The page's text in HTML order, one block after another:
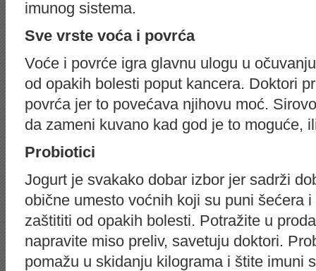
imunog sistema.
Sve vrste voća i povrća
Voće i povrće igra glavnu ulogu u
od opakih bolesti poput kancera. Doktori
povrća jer to povećava njihovu moć.
da zameni kuvano kad god je to moguće,
Probiotici
Jogurt je svakako dobar izbor jer sadrži
obične umesto voćnih koji su puni šećera
zaštititi od opakih bolesti. Potražite u
napravite miso preliv, savetuju doktori.
pomažu u skidanju kilograma i štite imuni